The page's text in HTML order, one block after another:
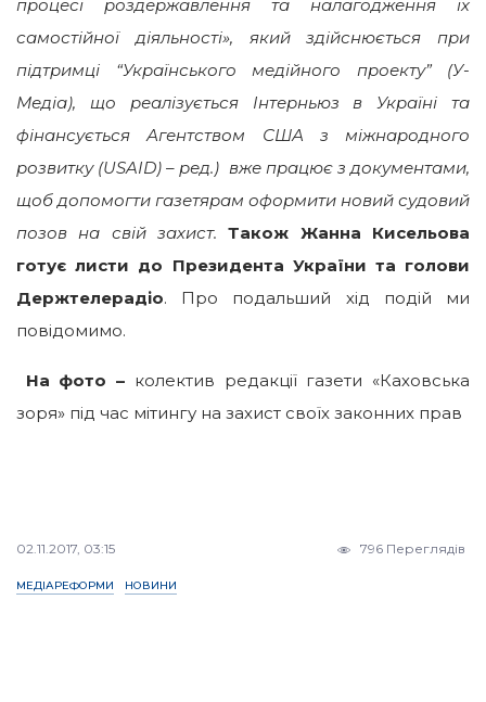
процесі роздержавлення та налагодження їх
самостійної діяльності», який здійснюється при
підтримці “Українського медійного проекту” (У-
Медіа), що реалізується Інтерньюз в Україні та
фінансується Агентством США з міжнародного
розвитку (USAID) – ред.) вже працює з документами,
щоб допомогти газетярам оформити новий судовий
позов на свій захист. Також Жанна Кисельова
готує листи до Президента України та голови
Держтелерадіо. Про подальший хід подій ми
повідомимо.
На фото – колектив редакції газети «Каховська
зоря» під час мітингу на захист своїх законних прав
02.11.2017, 03:15 796 Переглядів
МЕДІАРЕФОРМИ НОВИНИ